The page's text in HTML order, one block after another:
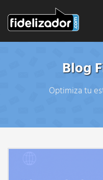
Blog
Optimiza tu